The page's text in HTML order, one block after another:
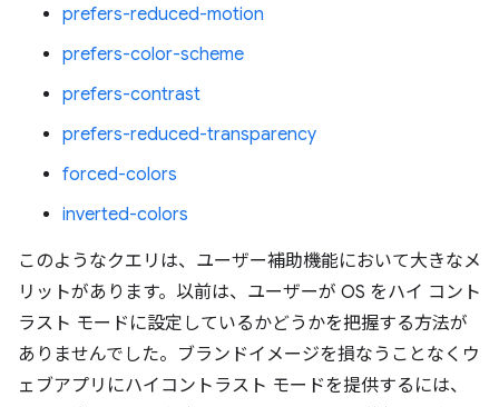
prefers-reduced-motion
prefers-color-scheme
prefers-contrast
prefers-reduced-transparency
forced-colors
inverted-colors
このようなクエリは、ユーザー補助機能において大きなメ
リットがあります。以前は、ユーザーが OS をハイ コント
ラスト モードに設定しているかどうかを把握する方法が
ありませんでした。ブランドイメージを損なうことなくウ
ェブアプリにハイコントラスト モードを提供するには、